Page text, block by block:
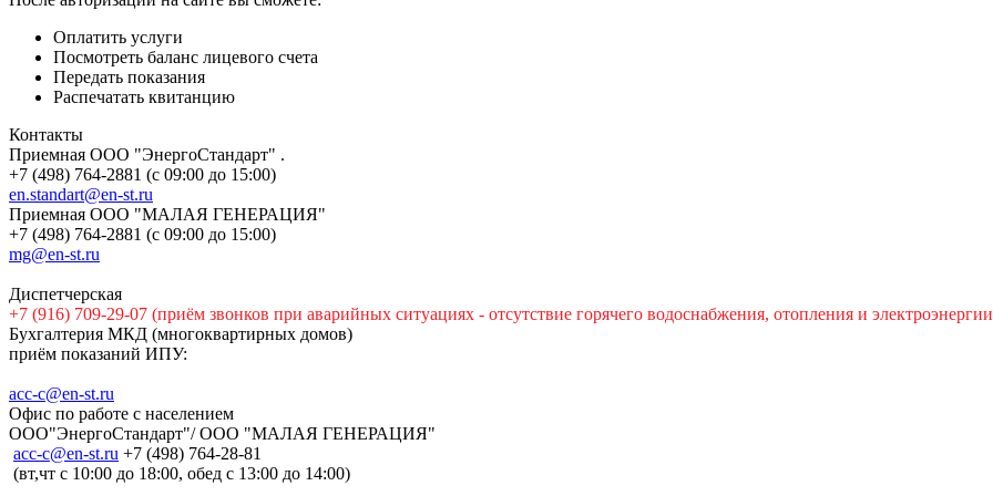
Оплатить услуги
Посмотреть баланс лицевого счета
Передать показания
Распечатать квитанцию
Контакты
Приемная ООО "ЭнергоСтандарт" .
+7 (498) 764-2881 (с 09:00 до 15:00)
en.standart@en-st.ru
Приемная ООО "МАЛАЯ ГЕНЕРАЦИЯ"
+7 (498) 764-2881 (с 09:00 до 15:00)
mg@en-st.ru
Диспетчерская
+7 (916) 709-29-07 (приём звонков при аварийных ситуациях - отсутствие горячего водоснабжения, отопления и
Бухгалтерия МКД (многоквартирных домов)
приём показаний ИПУ:
acc-c@en-st.ru
Офис по работе с населением
ООО"ЭнергоСтандарт"/ ООО "МАЛАЯ ГЕНЕРАЦИЯ"
асс-с@en-st.ru +7 (498) 764-28-81
(вт,чт с 10:00 до 18:00, обед с 13:00 до 14:00)